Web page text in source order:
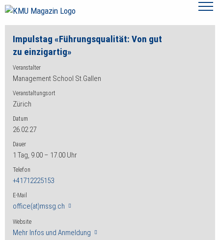
Impulstag «Führungsqualität: Von gut
zu einzigartig»
Veranstalter
Management School St.Gallen
Veranstaltungsort
Zürich
Datum
26.02.27
Dauer
1 Tag, 9.00 – 17.00 Uhr
Telefon
+41712225153
E-Mail
office(at)mssg.ch
Website
Mehr Infos und Anmeldung